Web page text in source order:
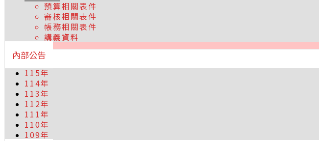
預算相關表件
審核相關表件
帳務相關表件
講義資料
內部公告
115年
114年
113年
112年
111年
110年
109年